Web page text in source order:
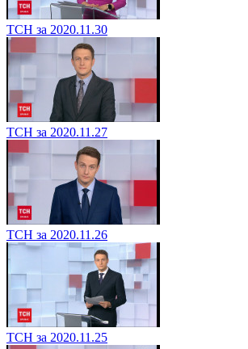
ТСН за 2020.11.30
ТСН за 2020.11.27
ТСН за 2020.11.26
ТСН за 2020.11.25